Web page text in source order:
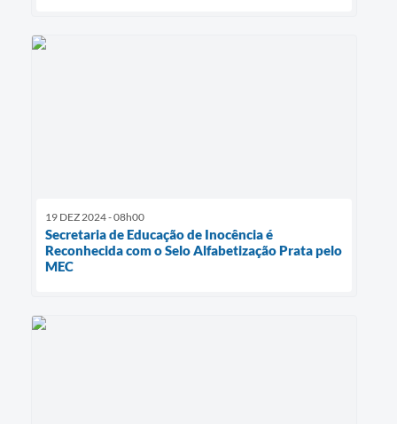
19 DEZ 2024 - 08h00
Secretaria de Educação de Inocência é
Reconhecida com o Selo Alfabetização Prata pelo
MEC